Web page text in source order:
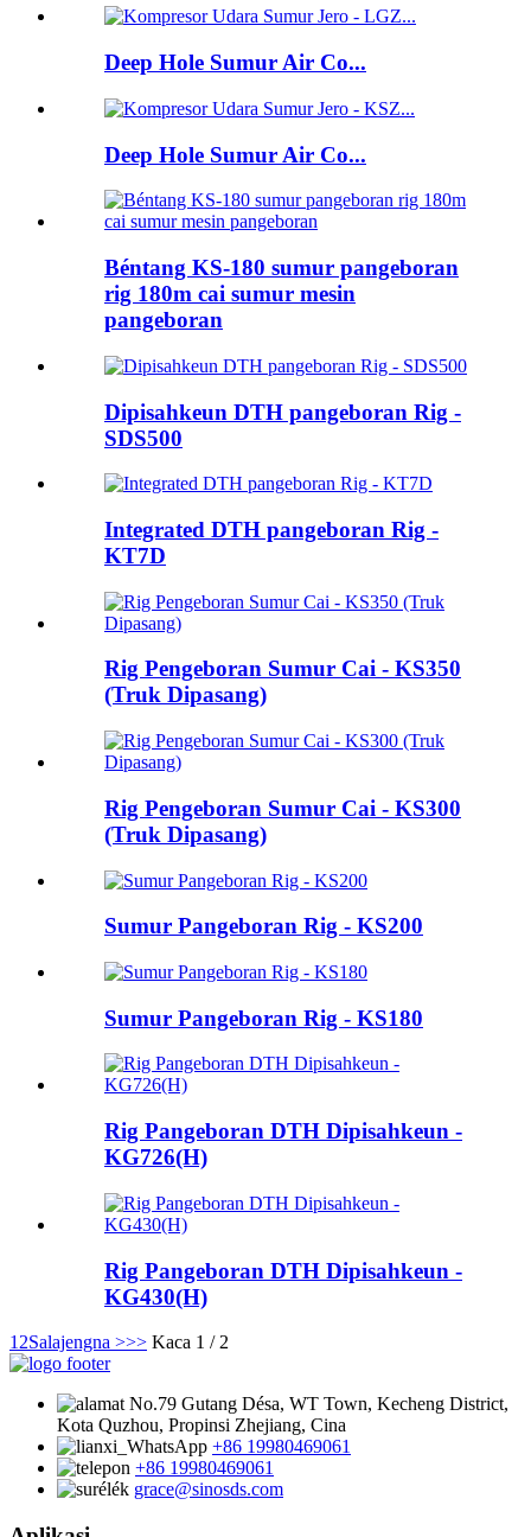
Deep Hole Sumur Air Co...
Deep Hole Sumur Air Co...
Béntang KS-180 sumur pangeboran
rig 180m cai sumur mesin
pangeboran
Dipisahkeun DTH pangeboran Rig -
SDS500
Integrated DTH pangeboran Rig -
KT7D
Rig Pengeboran Sumur Cai - KS350
(Truk Dipasang)
Rig Pengeboran Sumur Cai - KS300
(Truk Dipasang)
Sumur Pangeboran Rig - KS200
Sumur Pangeboran Rig - KS180
Rig Pangeboran DTH Dipisahkeun -
KG726(H)
Rig Pangeboran DTH Dipisahkeun -
KG430(H)
1 2Salajengna >>> Kaca 1 / 2
No.79 Gutang Désa, WT Town, Kecheng District,
Kota Quzhou, Propinsi Zhejiang, Cina
+86 19980469061
+86 19980469061
grace@sinosds.com